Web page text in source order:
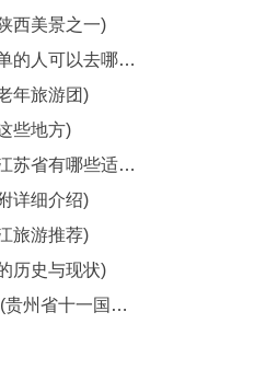
西美景之一)
去哪些旅游胜地)
年旅游团)
些地方)
适合观鸟的旅游地)
详细介绍)
旅游推荐)
历史与现状)
节旅游好去处推荐)